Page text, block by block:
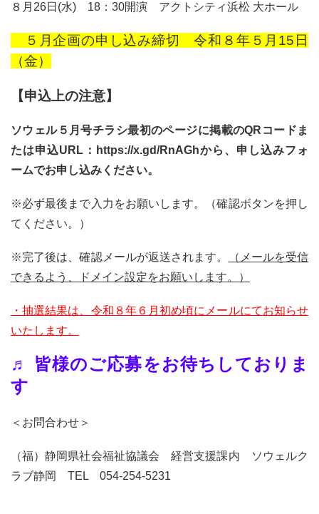
８月26日(水) 18：30開演 アクトシティ浜松 大ホール
５月企画の申し込み締切 令和８年５月15日
（金）
【申込上の注意】
ソウェル５月号チラシ最初のページに掲載のQRコードま
たは申込URL：https://x.gd/RnAGhから、申し込みフォ
ームでお申し込みください。
※必ず最後まで入力をお願いします。（確認ボタンを押し
てください。）
※完了後は、確認メールが返送されます。
（メールを受信
できるよう、ドメイン設定をお願いします。）
・抽選結果は、令和８年６月初め頃にメールにてお知らせ
いたします。
♬ 皆様のご応募をお待ちしておりま
す
＜お問合わせ＞
（福）静岡県社会福祉協議会 経営支援課内 ソウェルク
ラブ静岡 TEL 054-254-5231